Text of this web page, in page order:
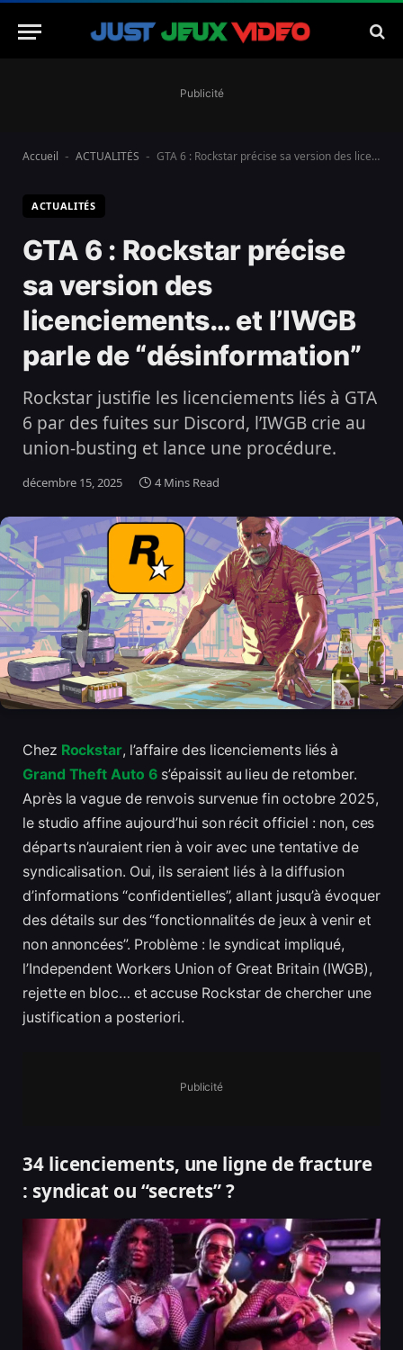
Publicité
Accueil - ACTUALITÉS - GTA 6 : Rockstar précise sa version des licenciements… et l’IWGB parle de “désinformation”
ACTUALITÉS
GTA 6 : Rockstar précise
sa version des
licenciements… et l’IWGB
parle de “désinformation”
Rockstar justifie les licenciements liés à GTA
6 par des fuites sur Discord, l’IWGB crie au
union-busting et lance une procédure.
décembre 15, 2025 4 Mins Read
Chez Rockstar, l’affaire des licenciements liés à
Grand Theft Auto 6 s’épaissit au lieu de retomber.
Après la vague de renvois survenue fin octobre 2025,
le studio affine aujourd’hui son récit officiel : non, ces
départs n’auraient rien à voir avec une tentative de
syndicalisation. Oui, ils seraient liés à la diffusion
d’informations “confidentielles”, allant jusqu’à évoquer
des détails sur des “fonctionnalités de jeux à venir et
non annoncées”. Problème : le syndicat impliqué,
l’Independent Workers Union of Great Britain (IWGB),
rejette en bloc… et accuse Rockstar de chercher une
justification a posteriori.
Publicité
34 licenciements, une ligne de fracture
: syndicat ou “secrets” ?